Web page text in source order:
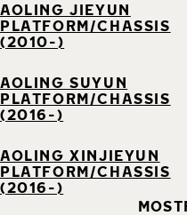
AOLING JIEYUN
PLATFORM/CHASSIS
(2010-)
AOLING SUYUN
PLATFORM/CHASSIS
(2016-)
AOLING XINJIEYUN
PLATFORM/CHASSIS
(2016-)